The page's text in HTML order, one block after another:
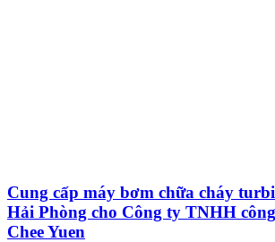
Cung cấp máy bơm chữa cháy
Hải Phòng cho Công ty TNHH
Chee Yuen